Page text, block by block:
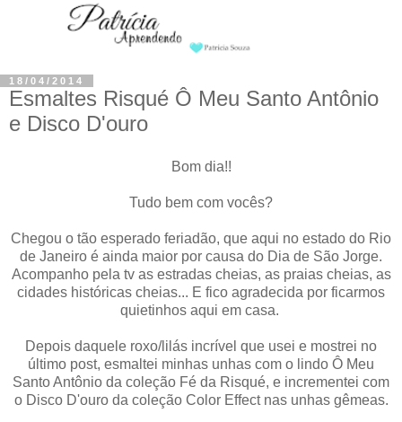
18/04/2014
Esmaltes Risqué Ô Meu Santo Antônio
e Disco D'ouro
Bom dia!!
Tudo bem com vocês?
Chegou o tão esperado feriadão, que aqui no estado do Rio
de Janeiro é ainda maior por causa do Dia de São Jorge.
Acompanho pela tv as estradas cheias, as praias cheias, as
cidades históricas cheias... E fico agradecida por ficarmos
quietinhos aqui em casa.
Depois daquele roxo/lilás incrível que usei e mostrei no
último post, esmaltei minhas unhas com o lindo Ô Meu
Santo Antônio da coleção Fé da Risqué, e incrementei com
o Disco D'ouro da coleção Color Effect nas unhas gêmeas.